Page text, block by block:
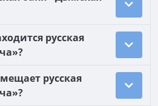
русская
русская